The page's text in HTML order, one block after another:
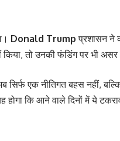
Donald Trump प्रशासन ने
तो उनकी फंडिंग पर भी असर
सिर्फ एक नीतिगत बहस नहीं,
कि आने वाले दिनों में ये